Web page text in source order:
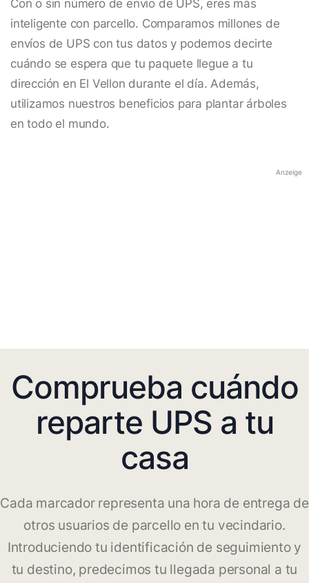
Con o sin número de envío de UPS, eres más
inteligente con parcello. Comparamos millones de
envíos de UPS con tus datos y podemos decirte
cuándo se espera que tu paquete llegue a tu
dirección en El Vellon durante el día. Además,
utilizamos nuestros beneficios para plantar árboles
en todo el mundo.
Anzeige
Comprueba cuándo
reparte UPS a tu
casa
Cada marcador representa una hora de entrega de
otros usuarios de parcello en tu vecindario.
Introduciendo tu identificación de seguimiento y
tu destino, predecimos tu llegada personal a tu